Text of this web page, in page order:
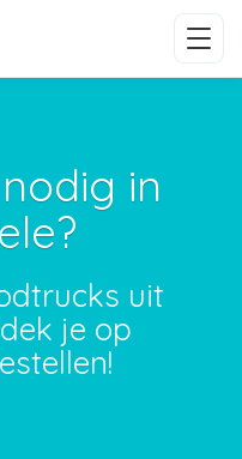
in
uit
je op